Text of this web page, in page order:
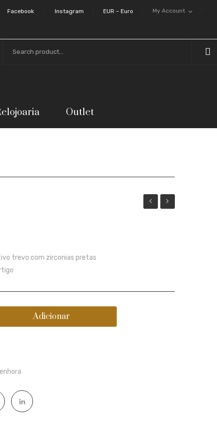
Facebook Instagram EUR – Euro My Account
Outlet
trevo com zirconias pretas
Adicionar